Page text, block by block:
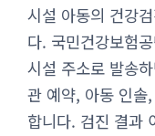
시설 아동의 건강
다. 국민건강보험
시설 주소로 발송
관 예약, 아동 인솔
합니다. 검진 결과